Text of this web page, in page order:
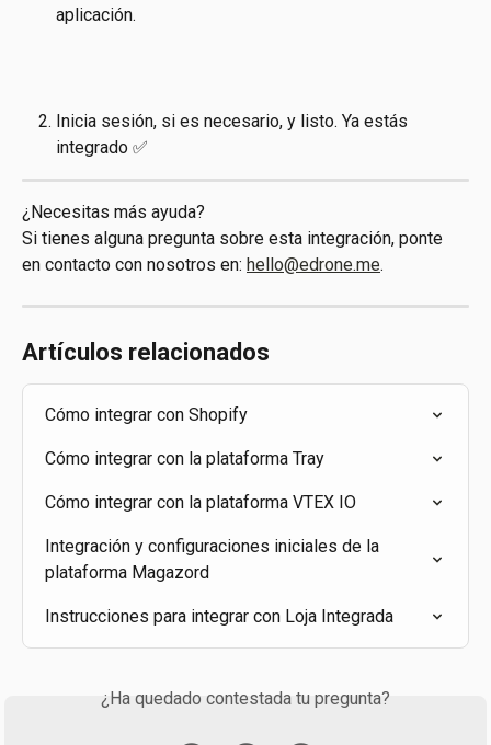
aplicación.
Inicia sesión, si es necesario, y listo. Ya estás
integrado ✅
¿Necesitas más ayuda?
Si tienes alguna pregunta sobre esta integración, ponte
en contacto con nosotros en: hello@edrone.me.
Artículos relacionados
Cómo integrar con Shopify
Cómo integrar con la plataforma Tray
Cómo integrar con la plataforma VTEX IO
Integración y configuraciones iniciales de la
plataforma Magazord
Instrucciones para integrar con Loja Integrada
¿Ha quedado contestada tu pregunta?